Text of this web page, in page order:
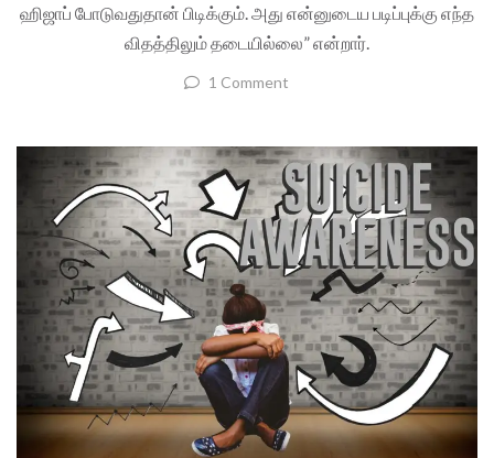
ஹிஜாப் போடுவதுதான் பிடிக்கும். அது என்னுடைய படிப்புக்கு எந்த
விதத்திலும் தடையில்லை” என்றார்.
1 Comment